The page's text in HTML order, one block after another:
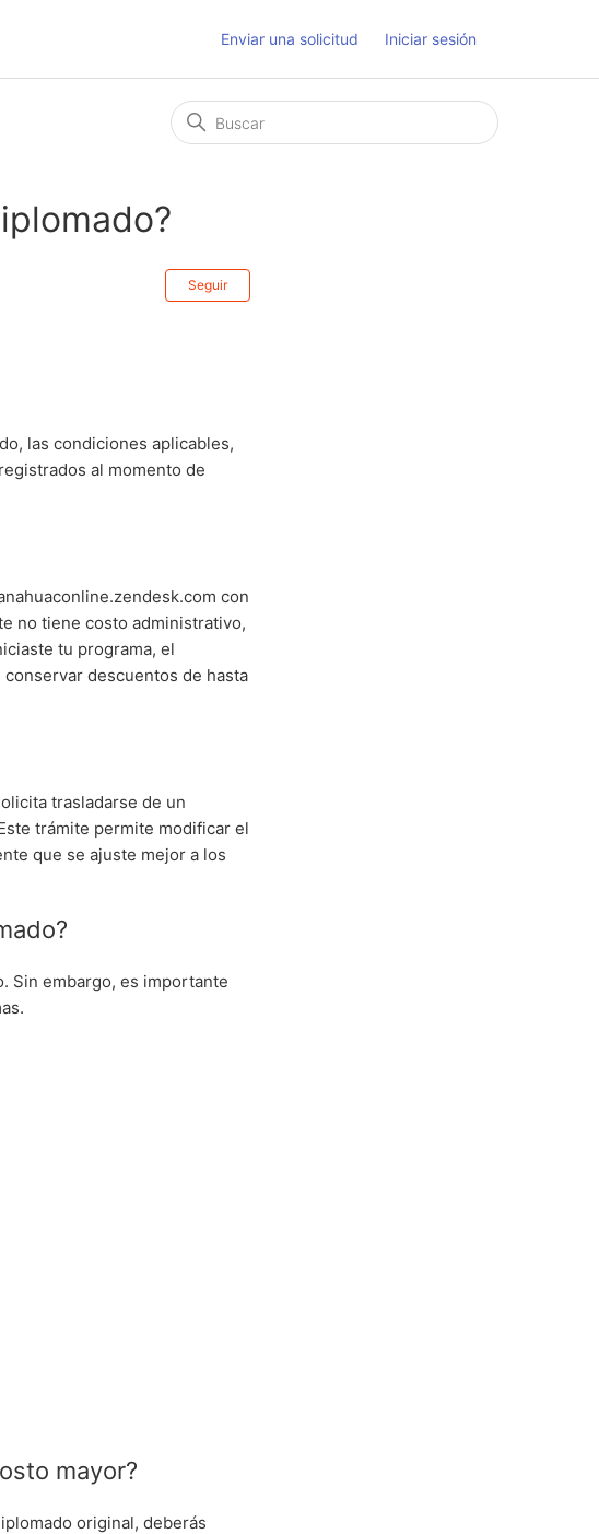
Enviar una solicitud Iniciar sesión
Seguir
las condiciones aplicables,
al momento de
con
no tiene costo administrativo,
tu programa, el
descuentos de hasta
trasladarse de un
trámite permite modificar el
que se ajuste mejor a los
Sin embargo, es importante
mayor?
original, deberás